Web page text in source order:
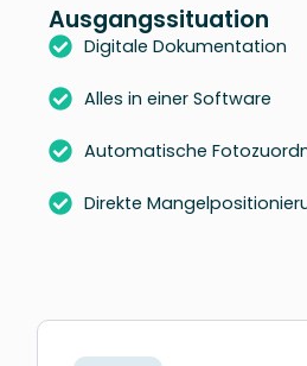
Ausgangssituation
Digitale Dokumentation
Alles in einer Software
Automatische
Direkte